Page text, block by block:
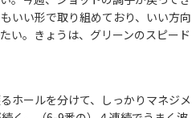
いい形で取り組めており、いい方向
い。きょうは、グリーンのスピード
ホールを分けて、しっかりマネジメ